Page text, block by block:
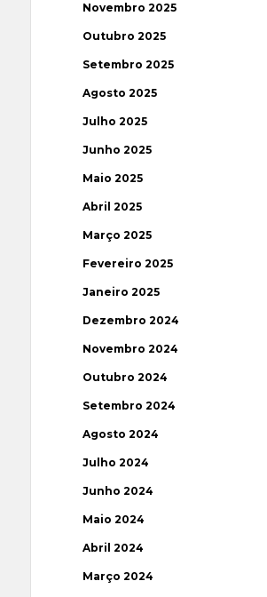
Novembro 2025
Outubro 2025
Setembro 2025
Agosto 2025
Julho 2025
Junho 2025
Maio 2025
Abril 2025
Março 2025
Fevereiro 2025
Janeiro 2025
Dezembro 2024
Novembro 2024
Outubro 2024
Setembro 2024
Agosto 2024
Julho 2024
Junho 2024
Maio 2024
Abril 2024
Março 2024